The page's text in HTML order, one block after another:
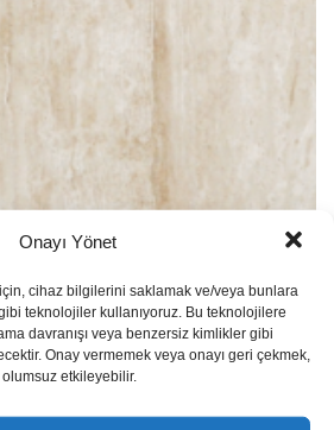
Onayı Yönet
cihaz bilgilerini saklamak ve/veya bunlara
teknolojiler kullanıyoruz. Bu teknolojilere
davranışı veya benzersiz kimlikler gibi
Onay vermemek veya onayı geri çekmek,
etkileyebilir.
Cut